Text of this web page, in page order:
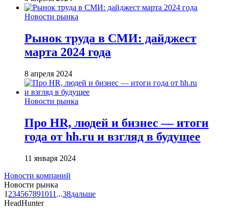
Новости рынка
Рынок труда в СМИ: дайджест
марта 2024 года
8 апреля 2024
Новости рынка
Про HR, людей и бизнес — итоги
года от hh.ru и взгляд в будущее
11 января 2024
Новости компаний
Новости рынка
1 234567891011 ...38дальше
HeadHunter